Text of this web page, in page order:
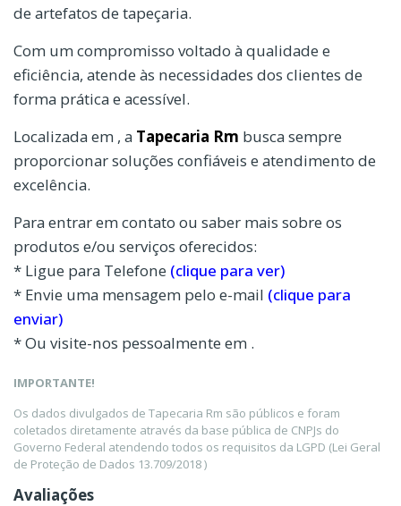
de artefatos de tapeçaria.
Com um compromisso voltado à qualidade e
eficiência, atende às necessidades dos clientes de
forma prática e acessível.
Localizada em , a Tapecaria Rm busca sempre
proporcionar soluções confiáveis e atendimento de
excelência.
Para entrar em contato ou saber mais sobre os
produtos e/ou serviços oferecidos:
* Ligue para Telefone (clique para ver)
* Envie uma mensagem pelo e-mail (clique para
enviar)
* Ou visite-nos pessoalmente em .
IMPORTANTE!
Os dados divulgados de Tapecaria Rm são públicos e foram
coletados diretamente através da base pública de CNPJs do
Governo Federal atendendo todos os requisitos da LGPD (Lei Geral
de Proteção de Dados 13.709/2018 )
Avaliações